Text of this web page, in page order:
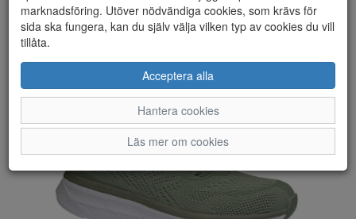
marknadsföring. Utöver nödvändiga cookies, som krävs för
sida ska fungera, kan du själv välja vilken typ av cookies du vill
tillåta.
Acceptera alla
Hantera cookies
Läs mer om cookies